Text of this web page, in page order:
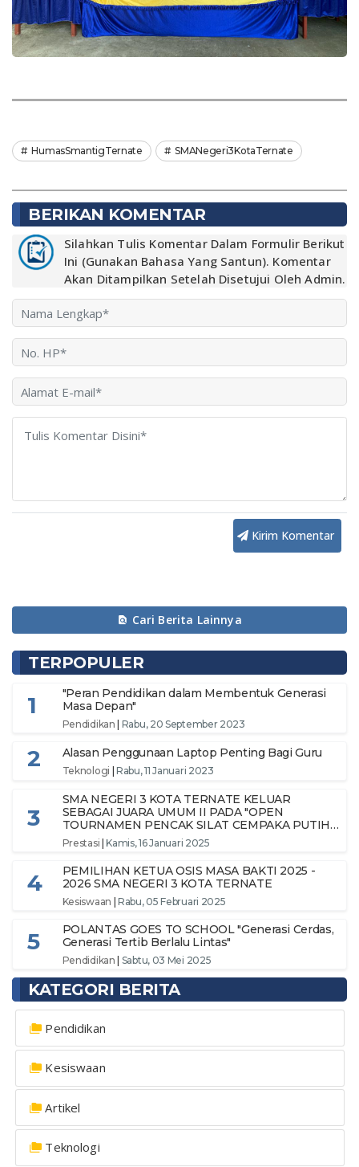
HumasSmantigTernate SMANegeri3KotaTernate
BERIKAN KOMENTAR
Silahkan Tulis Komentar Dalam Formulir Berikut
Ini (Gunakan Bahasa Yang Santun). Komentar
Akan Ditampilkan Setelah Disetujui Oleh Admin.
Kirim Komentar
Cari Berita Lainnya
TERPOPULER
1
"Peran Pendidikan dalam Membentuk Generasi
Masa Depan"
Pendidikan Rabu, 20 September 2023
2 Alasan Penggunaan Laptop Penting Bagi Guru
Teknologi |Rabu, 11 Januari 2023
3
SMA NEGERI 3 KOTA TERNATE KELUAR
SEBAGAI JUARA UMUM II PADA "OPEN
TOURNAMEN PENCAK SILAT CEMPAKA PUTIH
CUP X 2024 KOTA TERNATE"
Prestasi |Kamis, 16 Januari 2025
4
PEMILIHAN KETUA OSIS MASA BAKTI 2025 -
2026 SMA NEGERI 3 KOTA TERNATE
Kesiswaan |Rabu, 05 Februari 2025
5
POLANTAS GOES TO SCHOOL "Generasi Cerdas,
Generasi Tertib Berlalu Lintas"
Pendidikan Sabtu, 03 Mei 2025
KATEGORI BERITA
Pendidikan
Kesiswaan
Artikel
Teknologi